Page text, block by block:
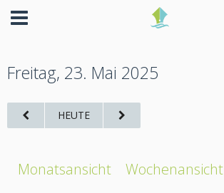
Freitag, 23. Mai 2025
HEUTE
Monatsansicht Wochenansicht